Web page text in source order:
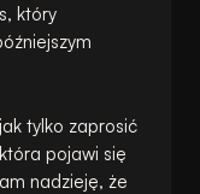
który
tylko zaprosić
pojawi się
nadzieję, że